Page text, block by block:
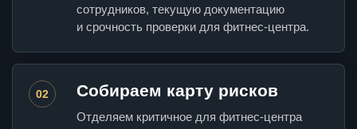
сотрудников, текущую документацию
и срочность проверки для фитнес-центра.
02 Собираем карту рисков
Отделяем критичное для фитнес-центра